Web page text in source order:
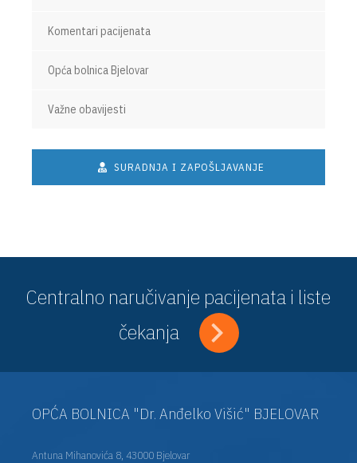
Komentari pacijenata
Opća bolnica Bjelovar
Važne obavijesti
SURADNJA I ZAPOŠLJAVANJE
Centralno naručivanje pacijenata i liste
čekanja
OPĆA BOLNICA "Dr. Anđelko Višić" BJELOVAR
Antuna Mihanovića 8, 43000 Bjelovar